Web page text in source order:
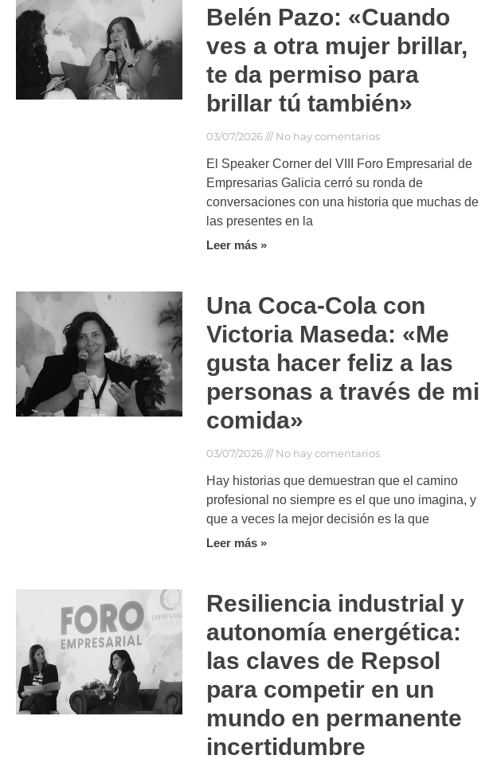
Belén Pazo: «Cuando
ves a otra mujer brillar,
te da permiso para
brillar tú también»
03/07/2026 No hay comentarios
El Speaker Corner del VIII Foro Empresarial de
Empresarias Galicia cerró su ronda de
conversaciones con una historia que muchas de
las presentes en la
Leer más »
Una Coca-Cola con
Victoria Maseda: «Me
gusta hacer feliz a las
personas a través de mi
comida»
03/07/2026 No hay comentarios
Hay historias que demuestran que el camino
profesional no siempre es el que uno imagina, y
que a veces la mejor decisión es la que
Leer más »
Resiliencia industrial y
autonomía energética:
las claves de Repsol
para competir en un
mundo en permanente
incertidumbre